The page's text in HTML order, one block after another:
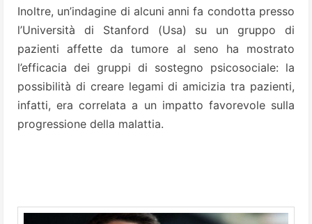
Inoltre, un’indagine di alcuni anni fa condotta presso
l’Università di Stanford (Usa) su un gruppo di
pazienti affette da tumore al seno ha mostrato
l’efficacia dei gruppi di sostegno psicosociale: la
possibilità di creare legami di amicizia tra pazienti,
infatti, era correlata a un impatto favorevole sulla
progressione della malattia.